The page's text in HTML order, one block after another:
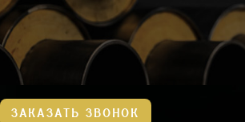
ЗАКАЗАТЬ ЗВОНОК